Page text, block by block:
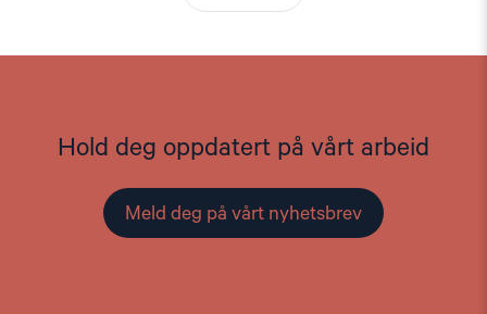
Hold deg oppdatert på vårt arbeid
Meld deg på vårt nyhetsbrev